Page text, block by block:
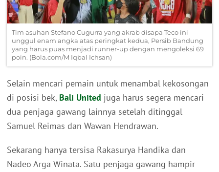
Tim asuhan Stefano Cugurra yang akrab disapa Teco ini
unggul enam angka atas peringkat kedua, Persib Bandung
yang harus puas menjadi runner-up dengan mengoleksi 69
poin. (Bola.com/M Iqbal Ichsan)
Selain mencari pemain untuk menambal kekosongan
di posisi bek, Bali United juga harus segera mencari
dua penjaga gawang lainnya setelah ditinggal
Samuel Reimas dan Wawan Hendrawan.
Sekarang hanya tersisa Rakasurya Handika dan
Nadeo Arga Winata. Satu penjaga gawang hampir